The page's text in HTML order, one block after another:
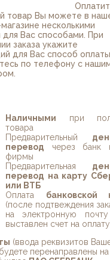
товар Вы можете в
несколькими
Вас способами. При
заказа укажите
для Вас способ оплаты
по телефону с
Наличными при
товара
Предварительный
перевод через банк
фирмы
Предварительная
перевод на карту
или ВТБ
Оплата банковской
(после подтвеждения
на электронную
выставлен счет на
(ввода реквизитов
перенаправлены на